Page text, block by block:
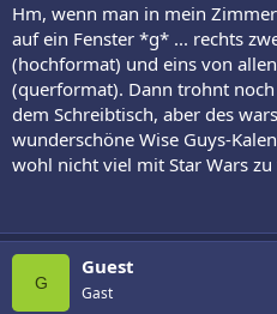
Hm, wenn man in mein
auf ein Fenster *g* ... rechts
(hochformat) und eins von
(querformat). Dann trohnt
dem Schreibtisch, aber des
wunderschöne Wise Guys-
wohl nicht viel mit Star Wars
G
Guest
Gast